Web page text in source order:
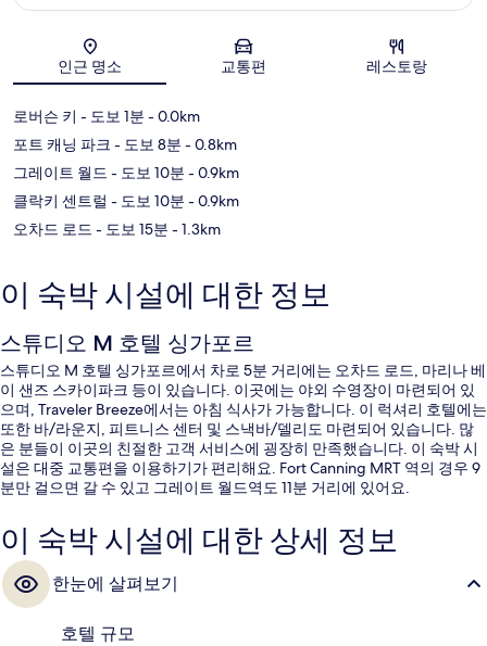
지도
인근 명소 교통편 레스토랑
로버슨 키 - 도보 1분 - 0.0km
포트 캐닝 파크 - 도보 8분 - 0.8km
그레이트 월드 - 도보 10분 - 0.9km
클락키 센트럴 - 도보 10분 - 0.9km
오차드 로드 - 도보 15분 - 1.3km
이 숙박 시설에 대한 정보
스튜디오 M 호텔 싱가포르
스튜디오 M 호텔 싱가포르에서 차로 5분 거리에는 오차드 로드, 마리나 베
이 샌즈 스카이파크 등이 있습니다. 이곳에는 야외 수영장이 마련되어 있
으며, Traveler Breeze에서는 아침 식사가 가능합니다. 이 럭셔리 호텔에는
또한 바/라운지, 피트니스 센터 및 스낵바/델리도 마련되어 있습니다. 많
은 분들이 이곳의 친절한 고객 서비스에 굉장히 만족했습니다. 이 숙박 시
설은 대중 교통편을 이용하기가 편리해요. Fort Canning MRT 역의 경우 9
분만 걸으면 갈 수 있고 그레이트 월드역도 11분 거리에 있어요.
이 숙박 시설에 대한 상세 정보
한눈에 살펴보기
호텔 규모